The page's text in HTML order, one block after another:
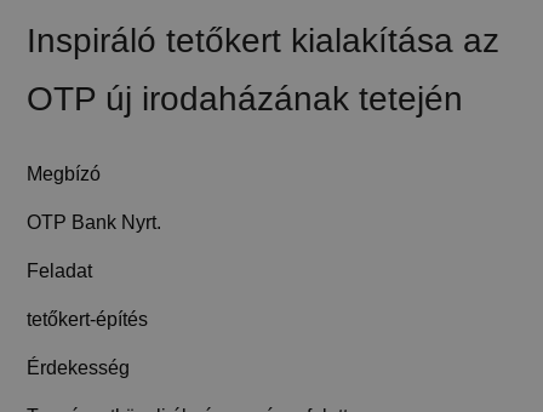
Inspiráló tetőkert kialakítása az
OTP új irodaházának tetején
Megbízó
OTP Bank Nyrt.
Feladat
tetőkert-építés
Érdekesség